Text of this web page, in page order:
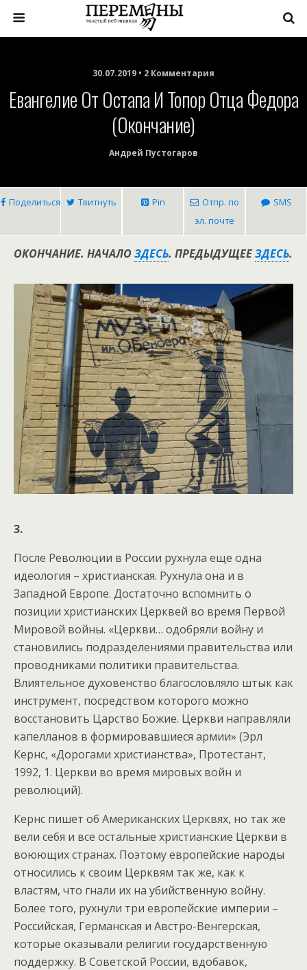
30.07.2019 • 2 Комментария
Евангелие От Остапа И Топор Отца Федора
(окончание)
Андрей Пустогаров
Поделиться Твитнуть Pin
Отпр. по
эл. почте
SMS
ОКОНЧАНИЕ. НАЧАЛОЗДЕСЬ. ПРЕДЫДУЩЕЕЗДЕСЬ.
3.
После Революции в России рухнула еще одна
идеология – христианская. Рухнула она и в
Западной Европе. Достаточно вспомнить о
позиции христианских Церквей во время Первой
Мировой войны. «Церкви… одобряли войну и
становились подразделениями правительства или
проводниками политики правительства.
Влиятельное духовенство благословляло штык как
инструмент, посредством которого можно
восстановить Царство Божие. Церкви направляли
капелланов в формировавшиеся армии» (Эрл
Кернс, «Дорогами христианства», Протестант,
1992, 1. Церкви во время мировых войн и
революций).
Кернс пишет об Американских Церквях, но так же
вели себя и все остальные христианские Церкви в
воюющих странах. Поэтому европейские народы
относились к своим Церквям так же, как к
властям, что гнали их на убийственную войну.
Более того, рухнули три европейские империи –
Российская, Германская и Австро-Венгерская,
которые оказывали религии государственную
поддержку. В Советской России, вдобавок,